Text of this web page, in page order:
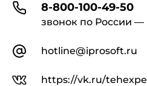
8-800-100-49-50
звонок по России —
hotline@iprosoft.ru
https://vk.ru/